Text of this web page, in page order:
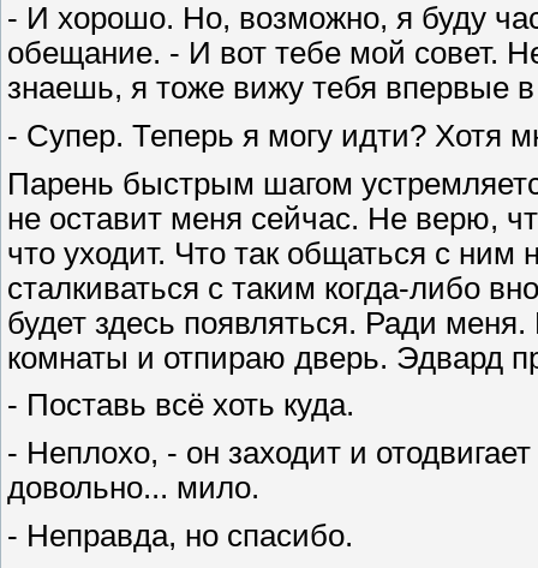
- И хорошо. Но, возможно, я буду
обещание. - И вот тебе мой совет.
знаешь, я тоже вижу тебя впервые
- Супер. Теперь я могу идти? Хотя
Парень быстрым шагом
не оставит меня сейчас. Не верю,
что уходит. Что так общаться с
сталкиваться с таким когда-либо
будет здесь появляться. Ради
комнаты и отпираю дверь. Эдвард
- Поставь всё хоть куда.
- Неплохо, - он заходит и
довольно... мило.
- Неправда, но спасибо.